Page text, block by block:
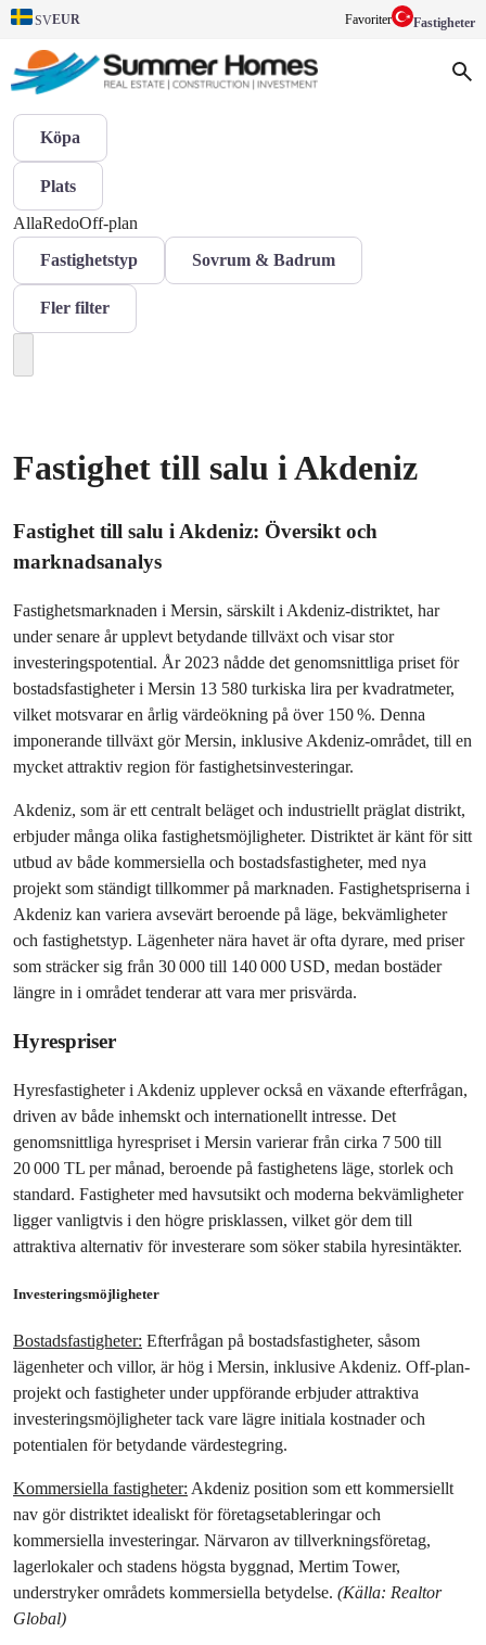
SVEUR Favoriter Fastigheter
Köpa
Plats
AllaRedoOff-plan
Fastighetstyp Sovrum & Badrum
Fler filter
Fastighet till salu i Akdeniz
Fastighet till salu i Akdeniz: Översikt och
marknadsanalys
Fastighetsmarknaden i Mersin, särskilt i Akdeniz-distriktet, har
under senare år upplevt betydande tillväxt och visar stor
investeringspotential. År 2023 nådde det genomsnittliga priset för
bostadsfastigheter i Mersin 13 580 turkiska lira per kvadratmeter,
vilket motsvarar en årlig värdeökning på över 150 %. Denna
imponerande tillväxt gör Mersin, inklusive Akdeniz-området, till en
mycket attraktiv region för fastighetsinvesteringar.
Akdeniz, som är ett centralt beläget och industriellt präglat distrikt,
erbjuder många olika fastighetsmöjligheter. Distriktet är känt för sitt
utbud av både kommersiella och bostadsfastigheter, med nya
projekt som ständigt tillkommer på marknaden. Fastighetspriserna i
Akdeniz kan variera avsevärt beroende på läge, bekvämligheter
och fastighetstyp. Lägenheter nära havet är ofta dyrare, med priser
som sträcker sig från 30 000 till 140 000 USD, medan bostäder
längre in i området tenderar att vara mer prisvärda.
Hyrespriser
Hyresfastigheter i Akdeniz upplever också en växande efterfrågan,
driven av både inhemskt och internationellt intresse. Det
genomsnittliga hyrespriset i Mersin varierar från cirka 7 500 till
20 000 TL per månad, beroende på fastighetens läge, storlek och
standard. Fastigheter med havsutsikt och moderna bekvämligheter
ligger vanligtvis i den högre prisklassen, vilket gör dem till
attraktiva alternativ för investerare som söker stabila hyresintäkter.
Investeringsmöjligheter
Bostadsfastigheter: Efterfrågan på bostadsfastigheter, såsom
lägenheter och villor, är hög i Mersin, inklusive Akdeniz. Off-plan-
projekt och fastigheter under uppförande erbjuder attraktiva
investeringsmöjligheter tack vare lägre initiala kostnader och
potentialen för betydande värdestegring.
Kommersiella fastigheter: Akdeniz position som ett kommersiellt
nav gör distriktet idealiskt för företagsetableringar och
kommersiella investeringar. Närvaron av tillverkningsföretag,
lagerlokaler och stadens högsta byggnad, Mertim Tower,
understryker områdets kommersiella betydelse. (Källa: Realtor
Global)